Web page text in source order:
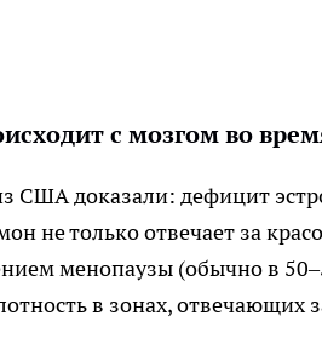
с мозгом во
США доказали: дефицит
не только отвечает за
менопаузы (обычно в
в зонах,